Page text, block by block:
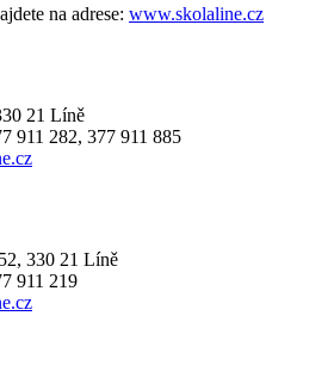
na adrese: www.skolaline.cz
21 Líně
911 282, 377 911 885
330 21 Líně
911 219